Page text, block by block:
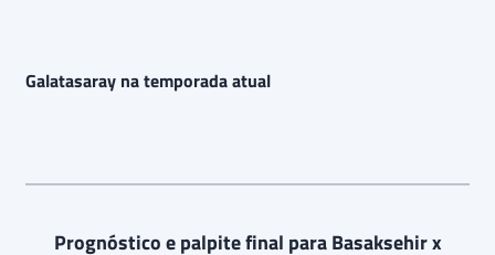
Galatasaray na temporada atual
Prognóstico e palpite final para Basaksehir x